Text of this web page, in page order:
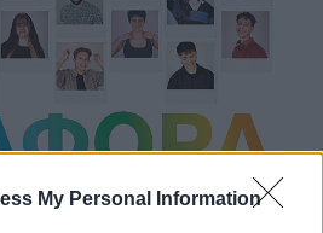
My Personal Information